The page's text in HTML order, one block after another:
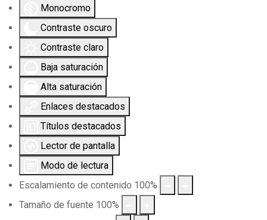
Monocromo
Contraste oscuro
Contraste claro
Baja saturación
Alta saturación
Enlaces destacados
Títulos destacados
Lector de pantalla
Modo de lectura
Escalamiento de contenido 100%
Tamaño de fuente 100%